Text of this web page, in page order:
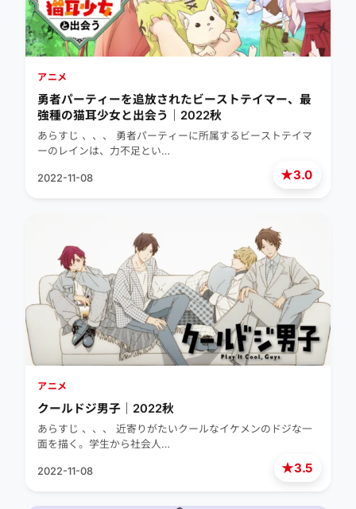
★3.0
アニメ
勇者パーティーを追放されたビーストテイマー、最
強種の猫耳少女と出会う｜2022秋
あらすじ 、、、 勇者パーティーに所属するビーストテイマ
ーのレインは、力不足とい…
2022-11-08
★3.5
アニメ
クールドジ男子｜2022秋
あらすじ 、、、 近寄りがたいクールなイケメンのドジな一
面を描く。学生から社会人…
2022-11-08